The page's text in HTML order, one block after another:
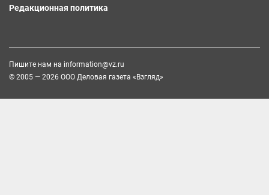
Редакционная политика
Пишите нам на information@vz.ru
© 2005 — 2026 ООО Деловая газета «Взгляд»